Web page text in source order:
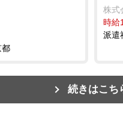
都
株式
時給
派遣
続きはこち